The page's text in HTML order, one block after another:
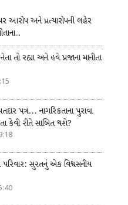
આરોપ અને પ્રત્યારોપની લહેર
તો રહ્યા અને હવે પ્રજાના માનીતા
પત્ર... નાગરિકતાના પુરાવા
કેવી રીતે સાબિત થશે?
સુરતનું એક વિશ્વસનીય